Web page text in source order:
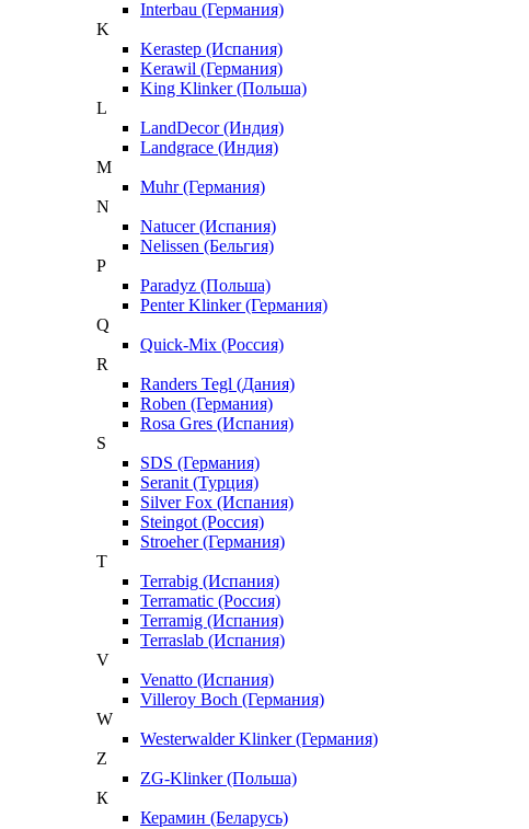
Interbau (Германия)
K
Kerastep (Испания)
Kerawil (Германия)
King Klinker (Польша)
L
LandDecor (Индия)
Landgrace (Индия)
M
Muhr (Германия)
N
Natucer (Испания)
Nelissen (Бельгия)
P
Paradyz (Польша)
Penter Klinker (Германия)
Q
Quick-Mix (Россия)
R
Randers Tegl (Дания)
Roben (Германия)
Rosa Gres (Испания)
S
SDS (Германия)
Seranit (Турция)
Silver Fox (Испания)
Steingot (Россия)
Stroeher (Германия)
T
Terrabig (Испания)
Terramatic (Россия)
Terramig (Испания)
Terraslab (Испания)
V
Venatto (Испания)
Villeroy Boch (Германия)
W
Westerwalder Klinker (Германия)
Z
ZG-Klinker (Польша)
К
Керамин (Беларусь)